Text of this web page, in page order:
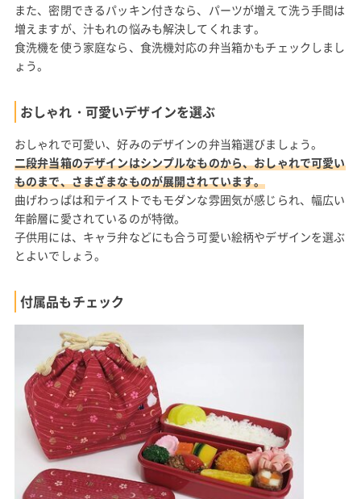
また、密閉できるパッキン付きなら、パーツが増えて洗う手間は
増えますが、汁もれの悩みも解決してくれます。
食洗機を使う家庭なら、食洗機対応の弁当箱かもチェックしまし
ょう。
おしゃれ・可愛いデザインを選ぶ
おしゃれで可愛い、好みのデザインの弁当箱選びましょう。
二段弁当箱のデザインはシンプルなものから、おしゃれで可愛い
ものまで、さまざまなものが展開されています。
曲げわっぱは和テイストでもモダンな雰囲気が感じられ、幅広い
年齢層に愛されているのが特徴。
子供用には、キャラ弁などにも合う可愛い絵柄やデザインを選ぶ
とよいでしょう。
付属品もチェック